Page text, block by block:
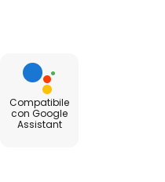
Assistant e Siri
- WiFi 2,4 GHz
Compatibile
con Google
Assistant